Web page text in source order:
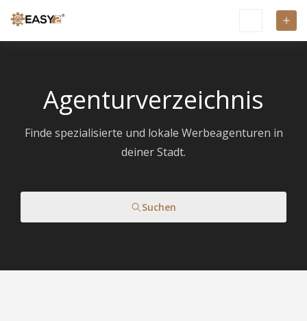
Agenturverzeichnis
Finde spezialisierte und lokale Werbeagenturen in
deiner Stadt.
Suchen